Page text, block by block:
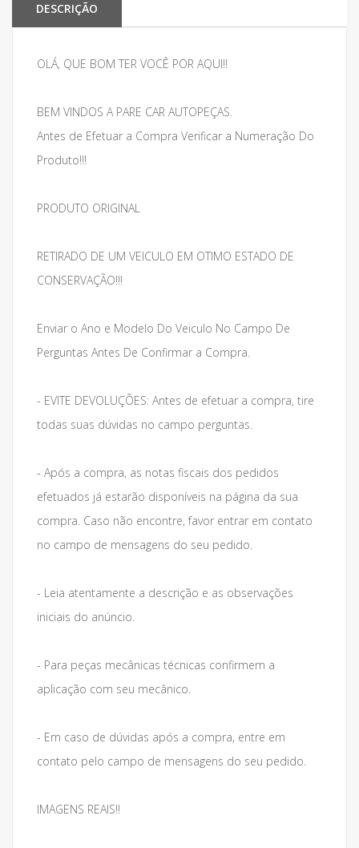
DESCRIÇÃO
OLÁ, QUE BOM TER VOCÊ POR AQUI!!
BEM VINDOS A PARE CAR AUTOPEÇAS.
Antes de Efetuar a Compra Verificar a Numeração Do
Produto!!!
PRODUTO ORIGINAL
RETIRADO DE UM VEICULO EM OTIMO ESTADO DE
CONSERVAÇÃO!!!
Enviar o Ano e Modelo Do Veiculo No Campo De
Perguntas Antes De Confirmar a Compra.
- EVITE DEVOLUÇÕES: Antes de efetuar a compra, tire
todas suas dúvidas no campo perguntas.
- Após a compra, as notas fiscais dos pedidos
efetuados já estarão disponíveis na página da sua
compra. Caso não encontre, favor entrar em contato
no campo de mensagens do seu pedido.
- Leia atentamente a descrição e as observações
iniciais do anúncio.
- Para peças mecânicas técnicas confirmem a
aplicação com seu mecânico.
- Em caso de dúvidas após a compra, entre em
contato pelo campo de mensagens do seu pedido.
IMAGENS REAIS!!